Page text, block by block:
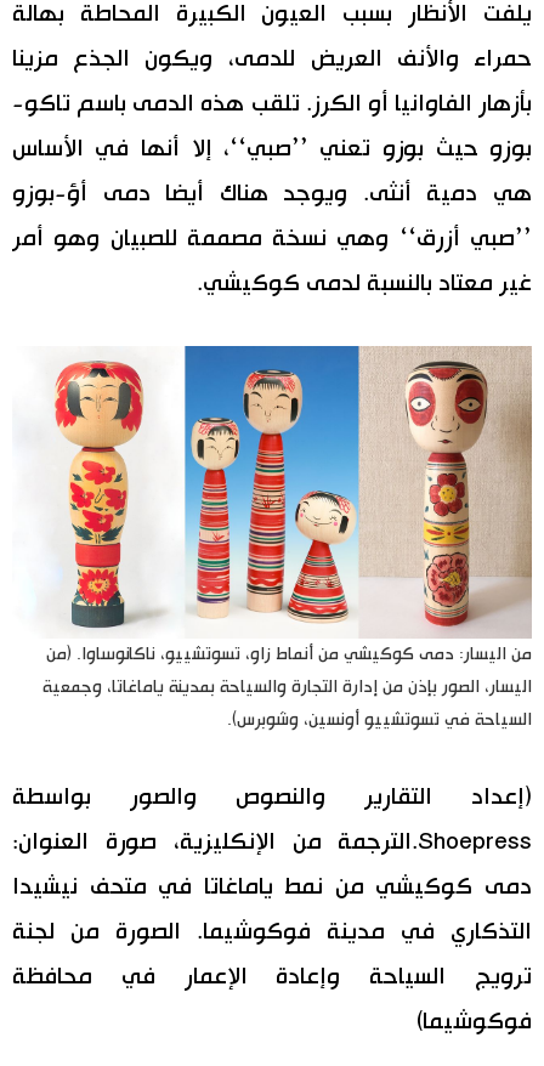
يلفت الأنظار بسبب العيون الكبيرة المحاطة بهالة
حمراء والأنف العريض للدمى، ويكون الجذع مزينا
بأزهار الفاوانيا أو الكرز. تلقب هذه الدمى باسم تاكو-
بوزو حيث بوزو تعني ’’صبي‘‘، إلا أنها في الأساس
هي دمية أنثى. ويوجد هناك أيضا دمى أؤ-بوزو
’’صبي أزرق‘‘ وهي نسخة مصممة للصبيان وهو أمر
غير معتاد بالنسبة لدمى كوكيشي.
من اليسار: دمى كوكيشي من أنماط زاو، تسوتشييو، ناكانوساوا. (من
اليسار، الصور بإذن من إدارة التجارة والسياحة بمدينة ياماغاتا، وجمعية
السياحة في تسوتشييو أونسين، وشوبرس).
(إعداد التقارير والنصوص والصور بواسطة
Shoepress.الترجمة من الإنكليزية، صورة العنوان:
دمى كوكيشي من نمط ياماغاتا في متحف نيشيدا
التذكاري في مدينة فوكوشيما. الصورة من لجنة
ترويج السياحة وإعادة الإعمار في محافظة
فوكوشيما)